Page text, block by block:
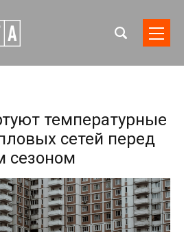
температурные
сетей перед
сезоном